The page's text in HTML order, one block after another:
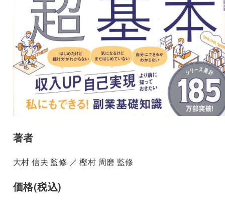
著者
大村 信夫 監修 ／ 樫村 周磨 監修
価格(税込)